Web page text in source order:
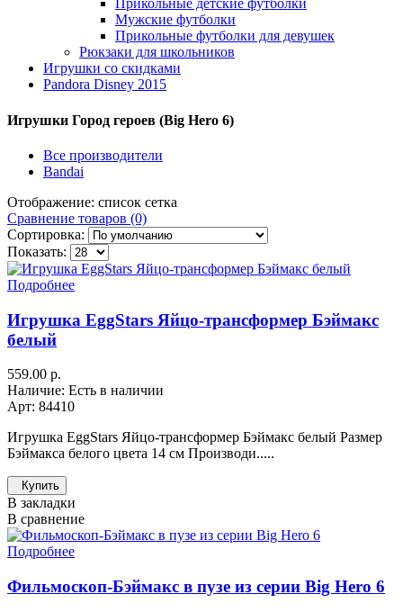
Прикольные детские футболки
Мужские футболки
Прикольные футболки для девушек
Рюкзаки для школьников
Игрушки со скидками
Pandora Disney 2015
Игрушки Город героев (Big Hero 6)
Все производители
Bandai
Отображение: список сетка
Сравнение товаров (0)
Сортировка:
Показать:
Подробнее
Игрушка EggStars Яйцо-трансформер Бэймакс
белый
559.00 р.
Наличие: Есть в наличии
Арт: 84410
Игрушка EggStars Яйцо-трансформер Бэймакс белый Размер
Бэймакса белого цвета 14 см Производи.....
Купить
В закладки
В сравнение
Подробнее
Фильмоскоп-Бэймакс в пузе из серии Big Hero 6